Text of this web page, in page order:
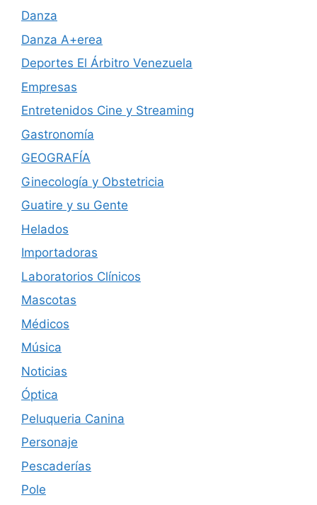
Danza
Danza A+erea
Deportes El Árbitro Venezuela
Empresas
Entretenidos Cine y Streaming
Gastronomía
GEOGRAFÍA
Ginecología y Obstetricia
Guatire y su Gente
Helados
Importadoras
Laboratorios Clínicos
Mascotas
Médicos
Música
Noticias
Óptica
Peluqueria Canina
Personaje
Pescaderías
Pole